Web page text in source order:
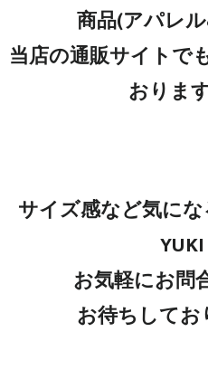
商品(アパレ
当店の通販サイトで
おりま
サイズ感など気に
お気軽にお問
お待ちして